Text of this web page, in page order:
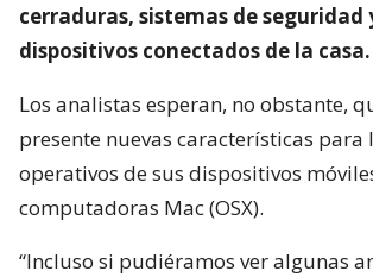
cerraduras, sistemas de seguridad
dispositivos conectados de la casa.
Los analistas esperan, no obstante,
presente nuevas características para
operativos de sus dispositivos
computadoras Mac (OSX).
“Incluso si pudiéramos ver algunas